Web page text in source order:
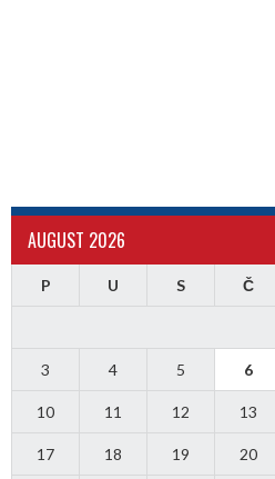
AUGUST 2026
P U S Č
3 4 5 6
10 11 12 13
17 18 19 20